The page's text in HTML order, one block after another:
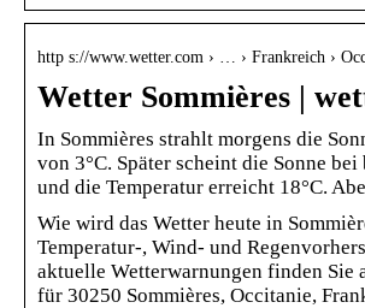
http s://www.wetter.com › … › Frankreich ›
Wetter Sommières |
In Sommières strahlt morgens die
von 3°C. Später scheint die Sonne
und die Temperatur erreicht 18°C.
Wie wird das Wetter heute in
Temperatur-, Wind- und
aktuelle Wetterwarnungen finden Sie
für 30250 Sommières, Occitanie,